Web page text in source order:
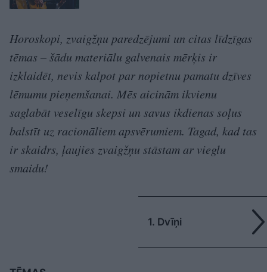
Horoskopi, zvaigžņu paredzējumi un citas līdzīgas
tēmas – šādu materiālu galvenais mērķis ir
izklaidēt, nevis kalpot par nopietnu pamatu dzīves
lēmumu pieņemšanai. Mēs aicinām ikvienu
saglabāt veselīgu skepsi un savus ikdienas soļus
balstīt uz racionāliem apsvērumiem. Tagad, kad tas
ir skaidrs, ļaujies zvaigžņu stāstam ar vieglu
smaidu!
1. Dvīņi